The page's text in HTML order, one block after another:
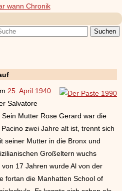
25. April 1940
Salvatore
Mutter Rose Gerard war die
zwei Jahre alt ist, trennt sich
seiner Mutter in die Bronx und
Großeltern wuchs
17 Jahren wurde Al von der
fortan die Manhatten School of